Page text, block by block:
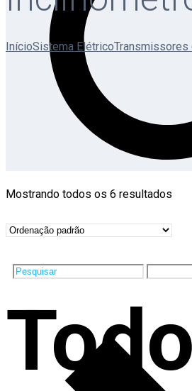
InícioSistema ElétricoTransmissores
Mostrando todos os 6 resultados